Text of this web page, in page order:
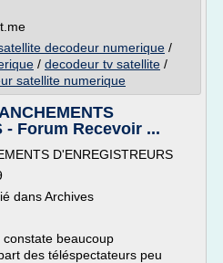
decodeur numerique /
/ decodeur tv satellite /
satellite numerique
- Forum Recevoir ...
D'ENREGISTREURS
dans Archives
beaucoup
des téléspectateurs peu